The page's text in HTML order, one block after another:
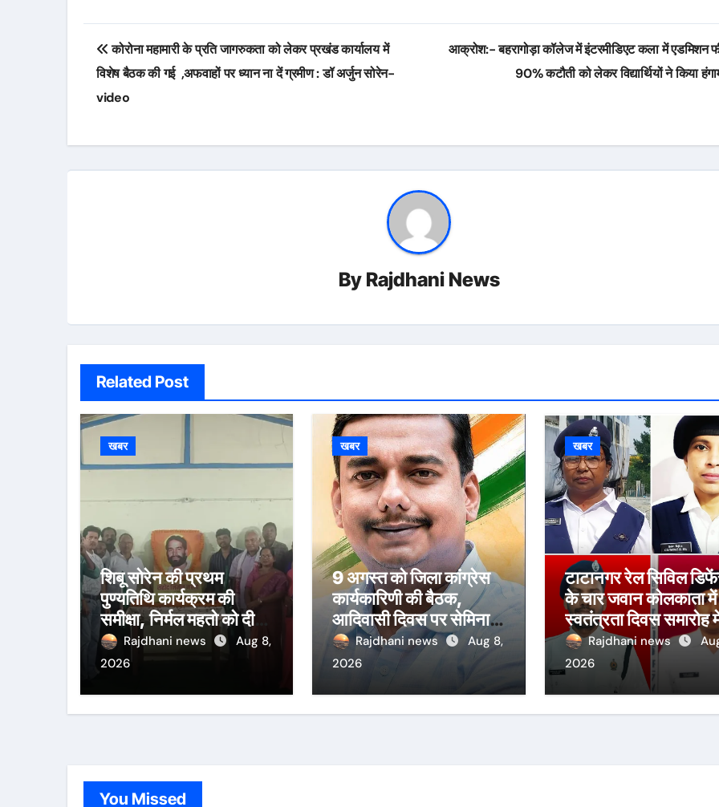
Post
navigation
कोरोना महामारी के प्रति जागरुकता को लेकर प्रखंड कार्यालय में
विशेष बैठक की गई ,अफवाहों पर ध्यान ना दें ग्रमीण : डॉ अर्जुन सोरेन-
video
आक्रोश:- बहरागोड़ा कॉलेज में इंटरमीडिएट कला में एडमिशन
90% कटौती को लेकर विद्यार्थियों ने किया
By Rajdhani News
Related Post
खबर
शिबू सोरेन की प्रथम
पुण्यतिथि कार्यक्रम की
समीक्षा, निर्मल महतो को दी
श्रद्धांजलि
Rajdhani news
Aug 8,
2026
खबर
9 अगस्त को जिला कांग्रेस
कार्यकारिणी की बैठक,
आदिवासी दिवस पर सेमिनार
का आयोजन
Rajdhani news
Aug 8,
2026
खबर
टाटानगर रेल सिविल
के चार जवान कोलकाता में
स्वतंत्रता दिवस समारोह
लेंगे हिस्सा
Rajdhani news
2026
You Missed